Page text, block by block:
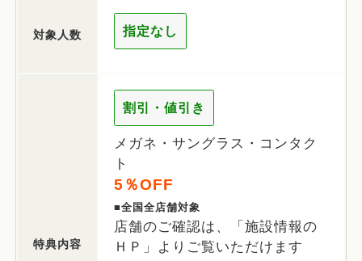
対象人数 指定なし
特典内容
割引・値引き
メガネ・サングラス・コンタク
ト
5％OFF
■全国全店舗対象
店舗のご確認は、「施設情報の
ＨＰ」よりご覧いただけます